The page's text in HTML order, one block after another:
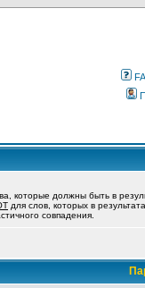
которые должны быть в
для слов, которых в
совпадения.